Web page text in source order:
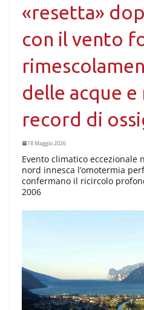
«resetta»
con il vento
delle acque e
record di
18 Maggio 2026
Evento climatico eccezionale
nord innesca l’omotermia
confermano il ricircolo
2006